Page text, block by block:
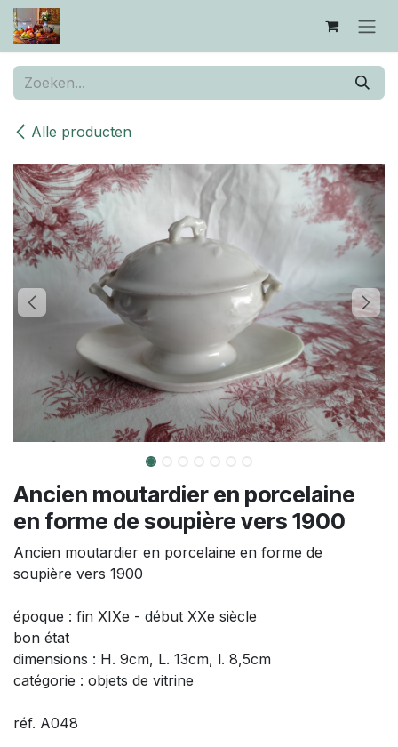
Overslaan naar inhoud
Alle producten
Ancien moutardier en porcelaine
en forme de soupière vers 1900
Ancien moutardier en porcelaine en forme de
soupière vers 1900
époque : fin XIXe - début XXe siècle
bon état
dimensions : H. 9cm, L. 13cm, l. 8,5cm
catégorie : objets de vitrine
réf. A048